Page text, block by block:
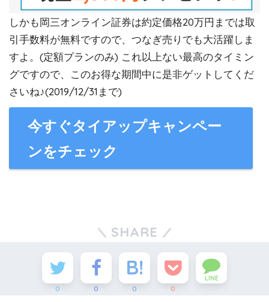
しかも岡三オンライン証券は約定価格20万円までは取
引手数料が無料ですので、つなぎ売りでも大活躍しま
すよ。(定額プランのみ) これ以上ない最高のタイミン
グですので、このお得な期間中に是非ゲットしてくだ
さいね♪(2019/12/31まで)
今すぐタイアップキャンペー
ンをチェック
SHARE
0 0 0 0
LINE